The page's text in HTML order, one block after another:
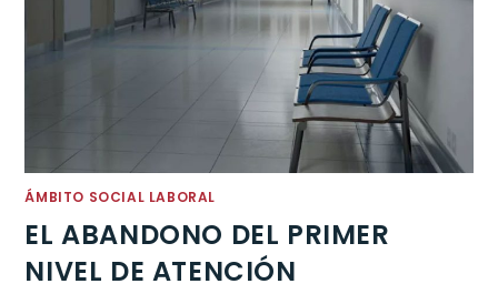
ÁMBITO SOCIAL LABORAL
EL ABANDONO DEL PRIMER
NIVEL DE ATENCIÓN